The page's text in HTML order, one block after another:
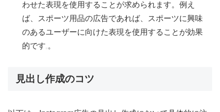
わせた表現を使用することが求められます。例え
ば、スポーツ用品の広告であれば、スポーツに興味
のあるユーザーに向けた表現を使用することが効果
的です 。
見出し作成のコツ